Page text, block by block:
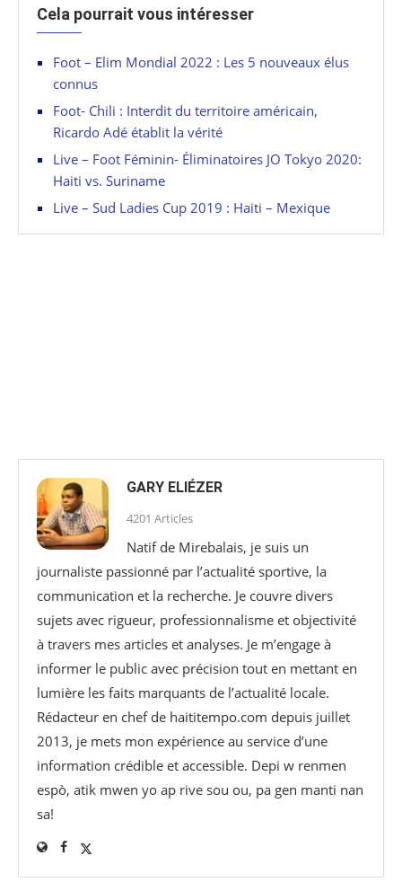
Cela pourrait vous intéresser
Foot – Elim Mondial 2022 : Les 5 nouveaux élus
connus
Foot- Chili : Interdit du territoire américain,
Ricardo Adé établit la vérité
Live – Foot Féminin- Éliminatoires JO Tokyo 2020:
Haiti vs. Suriname
Live – Sud Ladies Cup 2019 : Haiti – Mexique
GARY ELIÉZER
4201 Articles
Natif de Mirebalais, je suis un
journaliste passionné par l’actualité sportive, la
communication et la recherche. Je couvre divers
sujets avec rigueur, professionnalisme et objectivité
à travers mes articles et analyses. Je m’engage à
informer le public avec précision tout en mettant en
lumière les faits marquants de l’actualité locale.
Rédacteur en chef de haititempo.com⁠ depuis juillet
2013, je mets mon expérience au service d’une
information crédible et accessible. Depi w renmen
espò, atik mwen yo ap rive sou ou, pa gen manti nan
sa!